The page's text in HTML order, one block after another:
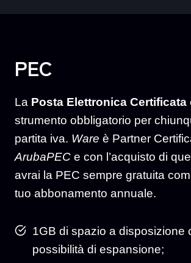
PEC
La Posta Elettronica Certificata
strumento obbligatorio per
partita iva. Ware è Partner
ArubaPEC e con l’acquisto di
avrai la PEC sempre gratuita
tuo abbonamento annuale.
1GB di spazio a disposizione
possibilità di espansione;